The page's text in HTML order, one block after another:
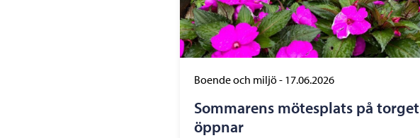
Boende och miljö- 17.06.2026
Sommarens mötesplats på torget
öppnar